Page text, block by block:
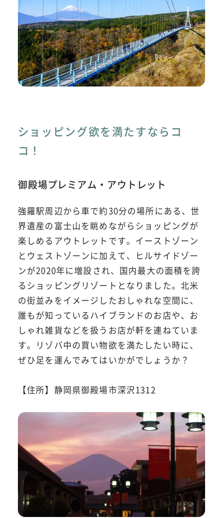
ショッピング欲を満たすならコ
コ！
御殿場プレミアム・アウトレット
強羅駅周辺から車で約30分の場所にある、世
界遺産の富士山を眺めながらショッピングが
楽しめるアウトレットです。イーストゾーン
とウェストゾーンに加えて、ヒルサイドゾー
ンが2020年に増設され、国内最大の面積を誇
るショッピングリゾートとなりました。北米
の街並みをイメージしたおしゃれな空間に、
誰もが知っているハイブランドのお店や、お
しゃれ雑貨などを扱うお店が軒を連ねていま
す。リゾバ中の買い物欲を満たしたい時に、
ぜひ足を運んでみてはいかがでしょうか？
【住所】静岡県御殿場市深沢1312